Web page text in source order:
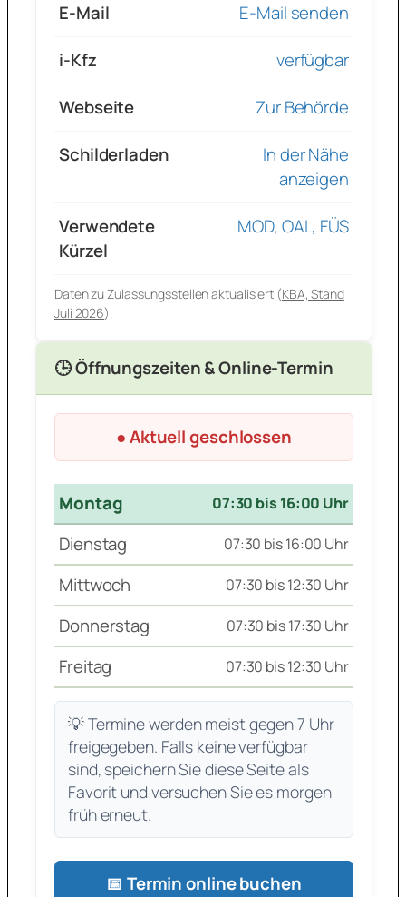
E-Mail
E-Mail senden
i-Kfz
verfügbar
Webseite
Zur Behörde
Schilderladen
In der Nähe
anzeigen
Verwendete
Kürzel
MOD, OAL, FÜS
Daten zu Zulassungsstellen aktualisiert (KBA, Stand
Juli 2026).
🕒 Öffnungszeiten & Online-Termin
● Aktuell geschlossen
Montag 07:30 bis 16:00 Uhr
Dienstag 07:30 bis 16:00 Uhr
Mittwoch 07:30 bis 12:30 Uhr
Donnerstag 07:30 bis 17:30 Uhr
Freitag 07:30 bis 12:30 Uhr
💡 Termine werden meist gegen 7 Uhr
freigegeben. Falls keine verfügbar
sind, speichern Sie diese Seite als
Favorit und versuchen Sie es morgen
früh erneut.
📅 Termin online buchen